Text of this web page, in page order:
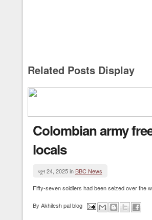
Related Posts Display
Colombian army
locals
जून 24, 2025 inBBC News
Fifty-seven soldiers had been seized over the
By Akhilesh pal blog